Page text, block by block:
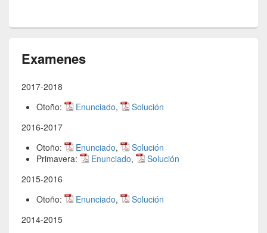
Examenes
2017-2018
Otoño:
Enunciado,
Solución
2016-2017
Otoño:
Enunciado,
Solución
Primavera:
Enunciado,
Solución
2015-2016
Otoño:
Enunciado,
Solución
2014-2015